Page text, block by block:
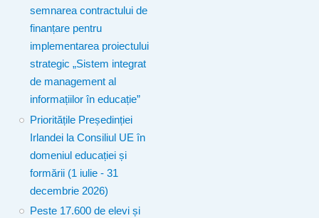
semnarea contractului de
finanțare pentru
implementarea proiectului
strategic „Sistem integrat
de management al
informațiilor în educație”
Prioritățile Președinției
Irlandei la Consiliul UE în
domeniul educației și
formării (1 iulie - 31
decembrie 2026)
Peste 17.600 de elevi și